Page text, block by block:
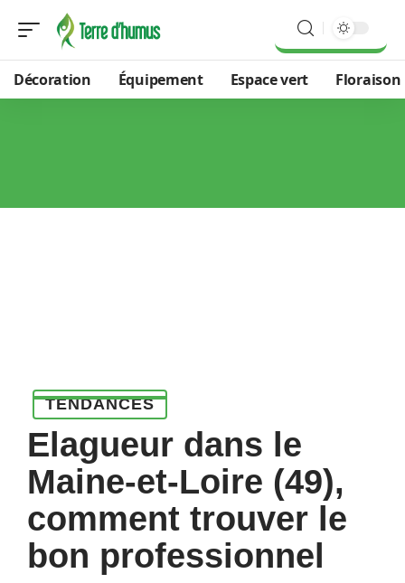
Décoration Équipement Espace vert Floraison
TENDANCES
Elagueur dans le
Maine-et-Loire (49),
comment trouver le
bon professionnel